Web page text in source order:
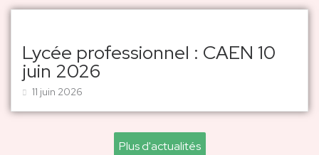
Lycée professionnel : CAEN 10
juin 2026
11 juin 2026
Plus d'actualités